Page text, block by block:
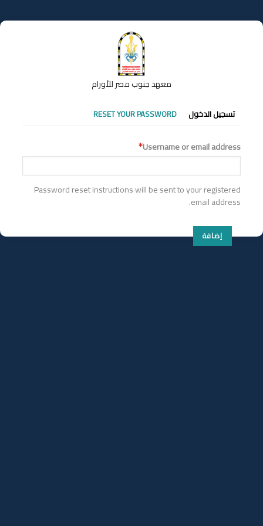
إلى
المحتوى
معهد جنوب مصر للأورام
التبويبات
الأساسية
تسجيل الدخول RESET YOUR PASSWORD
Username or email address
Password reset instructions will be sent to your registered
email address.